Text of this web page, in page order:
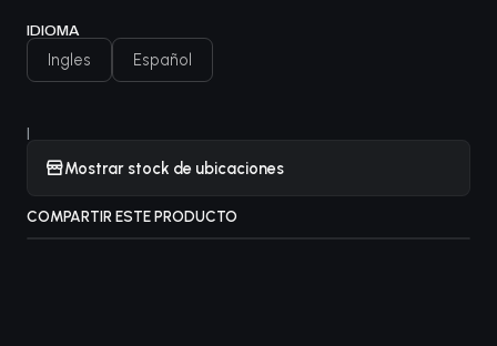
IDIOMA
Ingles Español
|
Mostrar stock de ubicaciones
COMPARTIR ESTE PRODUCTO